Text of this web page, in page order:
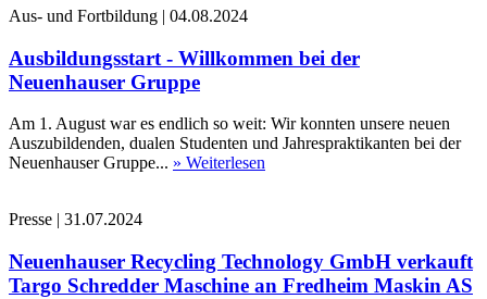
Aus- und Fortbildung | 04.08.2024
Ausbildungsstart - Willkommen bei der
Neuenhauser Gruppe
Am 1. August war es endlich so weit: Wir konnten unsere neuen
Auszubildenden, dualen Studenten und Jahrespraktikanten bei der
Neuenhauser Gruppe... » Weiterlesen
Presse | 31.07.2024
Neuenhauser Recycling Technology GmbH verkauft
Targo Schredder Maschine an Fredheim Maskin AS